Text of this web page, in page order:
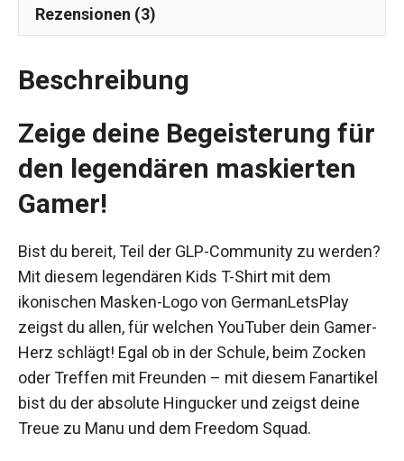
Rezensionen (3)
Beschreibung
Zeige deine Begeisterung für
den legendären maskierten
Gamer!
Bist du bereit, Teil der GLP-Community zu werden?
Mit diesem legendären Kids T-Shirt mit dem
ikonischen Masken-Logo von GermanLetsPlay
zeigst du allen, für welchen YouTuber dein Gamer-
Herz schlägt! Egal ob in der Schule, beim Zocken
oder Treffen mit Freunden – mit diesem Fanartikel
bist du der absolute Hingucker und zeigst deine
Treue zu Manu und dem Freedom Squad.